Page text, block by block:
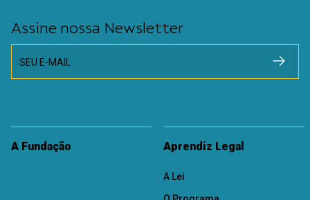
Assine nossa Newsletter
SEU E-MAIL
A Fundação Aprendiz Legal
A Lei